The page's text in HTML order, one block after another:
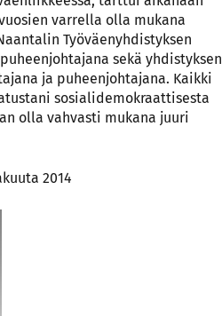
varrella olla mukana
Työväenyhdistyksen
sekä yhdistyksen
ja puheenjohtajana. Kaikki
sosialidemokraattisesta
olla vahvasti mukana juuri
2014